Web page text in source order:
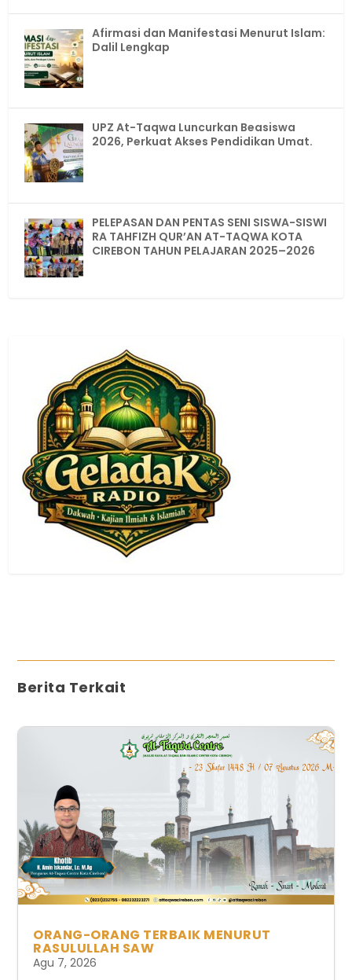
Afirmasi dan Manifestasi Menurut Islam:
Dalil Lengkap
UPZ At-Taqwa Luncurkan Beasiswa
2026, Perkuat Akses Pendidikan Umat.
PELEPASAN DAN PENTAS SENI SISWA-SISWI
RA TAHFIZH QUR’AN AT-TAQWA KOTA
CIREBON TAHUN PELAJARAN 2025–2026
Berita Terkait
ORANG-ORANG TERBAIK MENURUT
RASULULLAH SAW
Agu 7, 2026